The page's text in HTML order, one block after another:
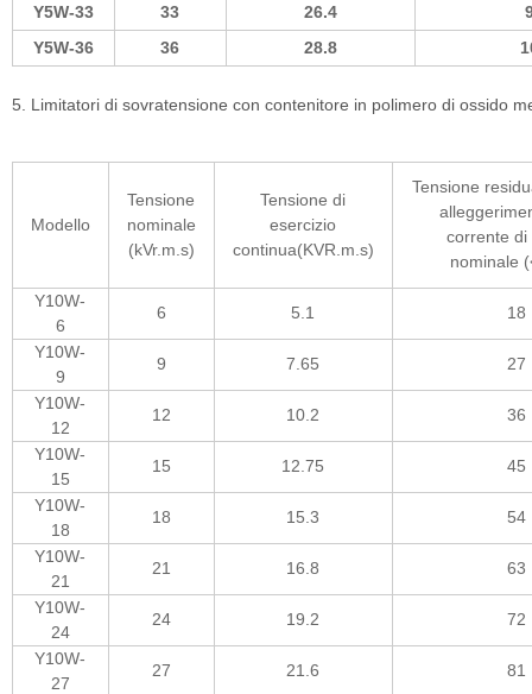
Y5W-33
33 26.4
Y5W-36
36 28.8
5. Limitatori di sovratensione con contenitore in polimero di ossido
Modello
Tensione
nominale
(kVr.m.s)
Tensione di
esercizio
continua(KVR.m.s)
Tensione
corrente di
nominale
Y10W-
6
6 5.1 18
Y10W-
9
9 7.65 27
Y10W-
12
12 10.2 36
Y10W-
15
15 12.75 45
Y10W-
18
18 15.3 54
Y10W-
21
21 16.8 63
Y10W-
24
24 19.2 72
Y10W-
27
27 21.6 81